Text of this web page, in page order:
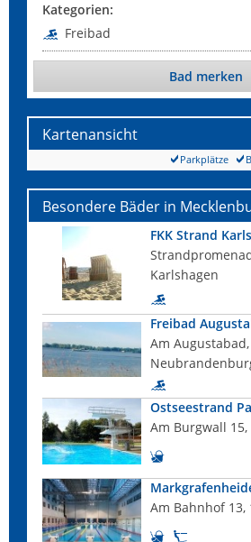
Kategorien:
Freibad
Bad merken
Kartenansicht
Parkplätze
Besondere Bäder in
FKK Strand
Karlshagen
Freibad
Am
Ostseestrand
Am Burgwall 15,
Am Bahnhof 13,